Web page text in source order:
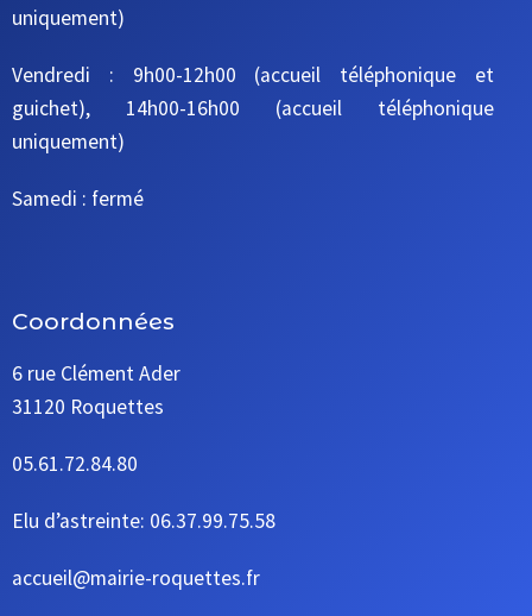
uniquement)
Vendredi : 9h00-12h00 (accueil téléphonique et
guichet), 14h00-16h00 (accueil téléphonique
uniquement)
Samedi : fermé
Coordonnées
6 rue Clément Ader
31120 Roquettes
05.61.72.84.80
Elu d’astreinte: 06.37.99.75.58
accueil@mairie-roquettes.fr